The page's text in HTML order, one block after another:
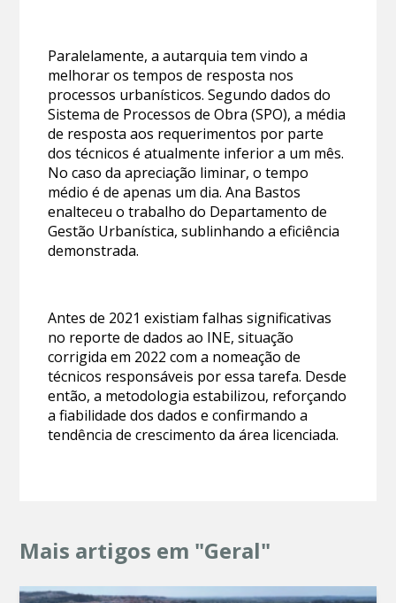
Paralelamente, a autarquia tem vindo a
melhorar os tempos de resposta nos
processos urbanísticos. Segundo dados do
Sistema de Processos de Obra (SPO), a média
de resposta aos requerimentos por parte
dos técnicos é atualmente inferior a um mês.
No caso da apreciação liminar, o tempo
médio é de apenas um dia. Ana Bastos
enalteceu o trabalho do Departamento de
Gestão Urbanística, sublinhando a eficiência
demonstrada.
Antes de 2021 existiam falhas significativas
no reporte de dados ao INE, situação
corrigida em 2022 com a nomeação de
técnicos responsáveis por essa tarefa. Desde
então, a metodologia estabilizou, reforçando
a fiabilidade dos dados e confirmando a
tendência de crescimento da área licenciada.
Mais artigos em "Geral"